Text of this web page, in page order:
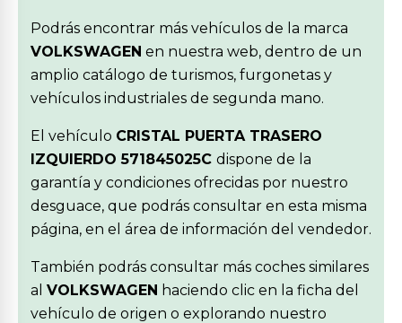
Podrás encontrar más vehículos de la marca
VOLKSWAGEN en nuestra web, dentro de un
amplio catálogo de turismos, furgonetas y
vehículos industriales de segunda mano.
El vehículo CRISTAL PUERTA TRASERO
IZQUIERDO 571845025C dispone de la
garantía y condiciones ofrecidas por nuestro
desguace, que podrás consultar en esta misma
página, en el área de información del vendedor.
También podrás consultar más coches similares
al VOLKSWAGEN haciendo clic en la ficha del
vehículo de origen o explorando nuestro